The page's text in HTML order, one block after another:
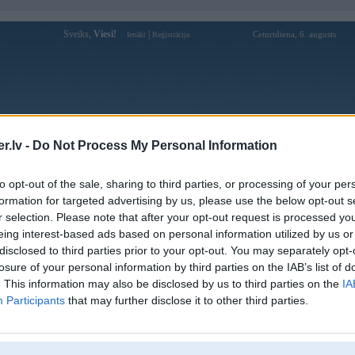
- Do Not Process My Personal Information
opt-out of the sale, sharing to third parties, or processing of your
for targeted advertising by us, please use the below opt-out
selection. Please note that after your opt-out request is processed
interest-based ads based on personal information utilized by us
to third parties prior to your opt-out. You may separately
of your personal information by third parties on the IAB’s list of
This information may also be disclosed by us to third parties on the
Participants that may further disclose it to other third parties.
Sveiks, Viesi! Ienākt Reģistrācija Ceturtdiena, 6. augusts
Forums Galerijas Reģistrācija Lietotāji
Lietotāja edgarss1 profils
Pēdējo reizi manīts: 07. Nov 2022, 12:45
Lietotājvārds:
edgarss1
Ziņojumi forumā:
11
[Pēdējie ziņojumi forumā]